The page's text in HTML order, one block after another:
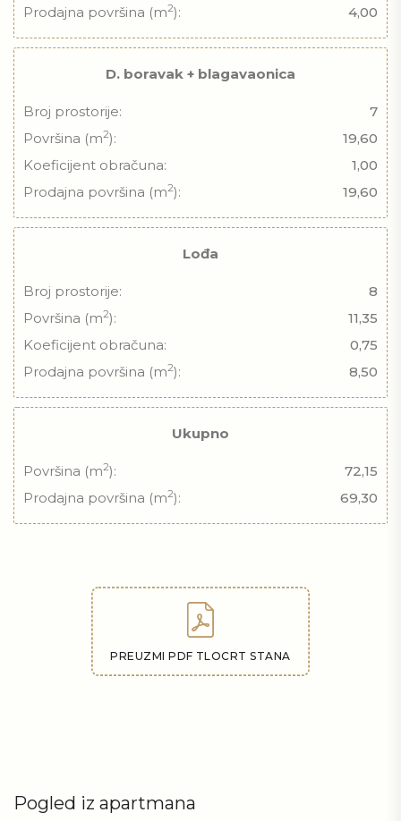
Prodajna površina (m2): 4,00
D. boravak + blagavaonica
Broj prostorije:
7
Površina (m2):
19,60
Koeficijent obračuna:
1,00
Prodajna površina (m2): 19,60
Lođa
Broj prostorije:
8
Površina (m2):
11,35
Koeficijent obračuna:
0,75
Prodajna površina (m2): 8,50
Ukupno
Površina (m2):
72,15
Prodajna površina (m2): 69,30
PREUZMI PDF TLOCRT STANA
Pogled iz apartmana